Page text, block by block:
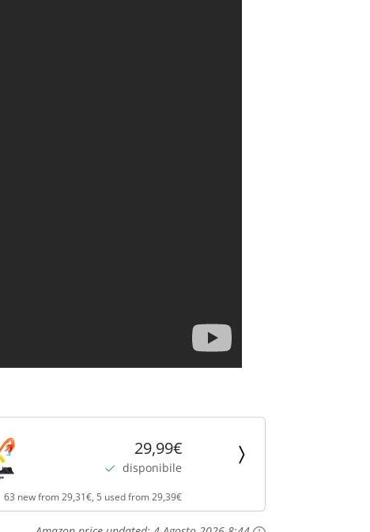
29,99€
disponibile
63 new from 29,31€, 5 used from 29,39€